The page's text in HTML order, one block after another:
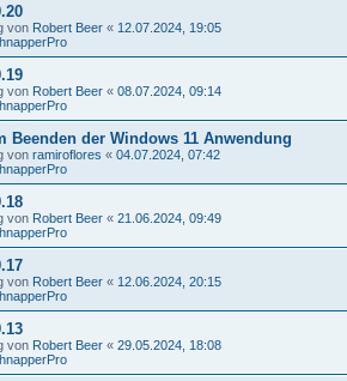
von Robert Beer « 12.07.2024, 19:05
von Robert Beer « 08.07.2024, 09:14
Beenden der Windows 11 Anwendung
von ramiroflores « 04.07.2024, 07:42
von Robert Beer « 21.06.2024, 09:49
von Robert Beer « 12.06.2024, 20:15
von Robert Beer « 29.05.2024, 18:08